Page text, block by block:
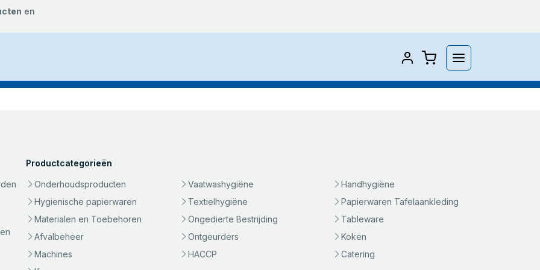
en
Productcategorieën
Onderhoudsproducten
Hygienische papierwaren
Materialen en Toebehoren
Afvalbeheer
Machines
Vaatwashygiëne
Textielhygiëne
Ongedierte Bestrijding
Ontgeurders
HACCP
Handhygiëne
Papierwaren Tafelaankleding
Tableware
Koken
Catering